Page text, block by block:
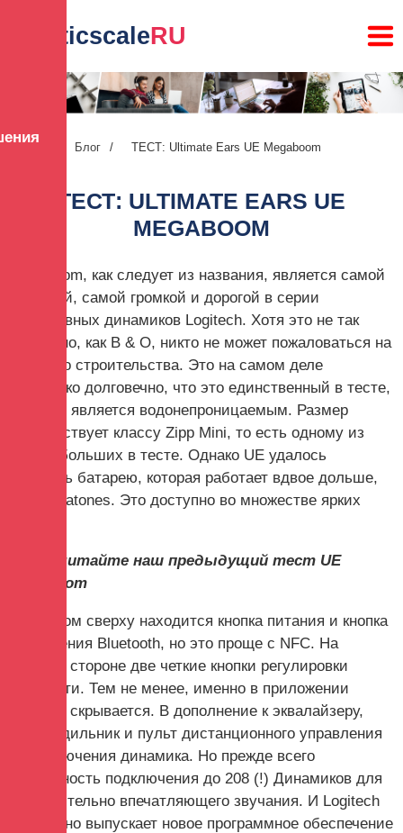
lunaticscaleRU
Главная Блог / ТЕСТ: Ultimate Ears UE Megaboom
ТЕСТ: ULTIMATE EARS UE
MEGABOOM
Megaboom, как следует из названия, является самой
большой, самой громкой и дорогой в серии
портативных динамиков Logitech. Хотя это не так
роскошно, как B & O, никто не может пожаловаться на
качество строительства. Это на самом деле
настолько долговечно, что это единственный в тесте,
который является водонепроницаемым. Размер
соответствует классу Zipp Mini, то есть одному из
самых больших в тесте. Однако UE удалось
вставить батарею, которая работает вдвое дольше,
чем Libratones. Это доступно во множестве ярких
Также читайте наш предыдущий тест UE
Megaboom
За верхом сверху находится кнопка питания и кнопка
сопряжения Bluetooth, но это проще с NFC. На
боковой стороне две четкие кнопки регулировки
громкости. Тем не менее, именно в приложении
веселье скрывается. В дополнение к эквалайзеру,
есть будильник и пульт дистанционного управления
для включения динамика. Но прежде всего
возможность подключения до 208 (!) Динамиков для
действительно впечатляющего звучания. И Logitech
постоянно выпускает новое программное обеспечение